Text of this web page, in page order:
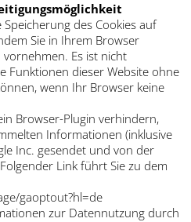
des Cookies auf
Sie in Ihrem Browser
Es ist nicht
Funktionen dieser Website ohne
wenn Ihr Browser keine
Browser-Plugin verhindern,
Informationen (inklusive
Inc. gesendet und von der
Link führt Sie zu dem
gaoptout?hl=de
zur Datennutzung durch